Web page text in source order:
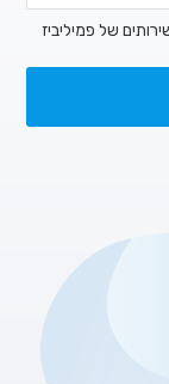
של פמיליביז